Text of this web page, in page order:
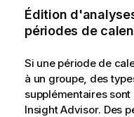
i
o
s
Édition
périodes de
Si une période de
à un groupe, des
supplémentaires
Insight Advisor. Des